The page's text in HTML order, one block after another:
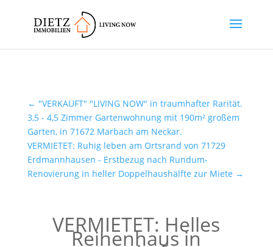
← "VERKAUFT" "LIVING NOW" in traumhafter Rarität.
3,5 - 4,5 Zimmer Gartenwohnung mit 190m² großem
Garten, in 71672 Marbach am Neckar.
VERMIETET: Ruhig leben am Ortsrand von 71729
Erdmannhausen - Erstbezug nach Rundum-
Renovierung in heller Doppelhaushälfte zur Miete →
VERMIETET: Helles
Reihenhaus in